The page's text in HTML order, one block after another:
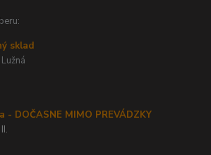
sklad
DOČASNE MIMO PREVÁDZKY